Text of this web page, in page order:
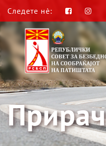
Следете нè: